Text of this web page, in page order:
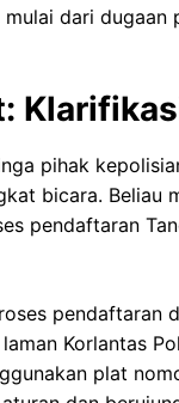
dari dugaan
pihak
bicara. Beliau
pendaftaran
pendaftaran
Korlantas
plat